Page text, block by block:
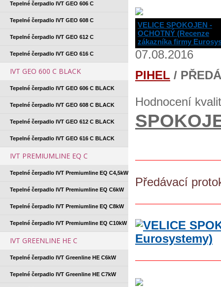
Tepelné čerpadlo IVT GEO 606 C
Tepelné čerpadlo IVT GEO 608 C
Tepelné čerpadlo IVT GEO 612 C
Tepelné čerpadlo IVT GEO 616 C
IVT GEO 600 C BLACK
Tepelné čerpadlo IVT GEO 606 C BLACK
Tepelné čerpadlo IVT GEO 608 C BLACK
Tepelné čerpadlo IVT GEO 612 C BLACK
Tepelné čerpadlo IVT GEO 616 C BLACK
IVT PREMIUMLINE EQ C
Tepelné čerpadlo IVT Premiumline EQ C4,5kW
Tepelné čerpadlo IVT Premiumline EQ C6kW
Tepelné čerpadlo IVT Premiumline EQ C8kW
Tepelné čerpadlo IVT Premiumline EQ C10kW
IVT GREENLINE HE C
Tepelné čerpadlo IVT Greenline HE C6kW
Tepelné čerpadlo IVT Greenline HE C7kW
VELICE SPOKOJEN -
OCHOTNÝ (Recenze
zákazníka firmy
07.08.2016
PIHEL /
Hodnocení
Předávací